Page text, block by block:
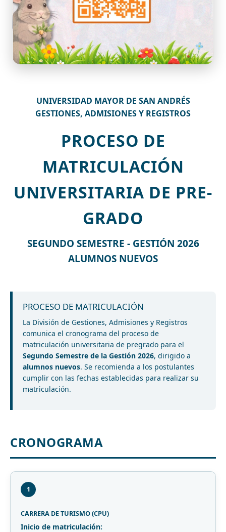
UNIVERSIDAD MAYOR DE SAN ANDRÉS
GESTIONES, ADMISIONES Y REGISTROS
PROCESO DE
MATRICULACIÓN
UNIVERSITARIA DE PRE-
GRADO
SEGUNDO SEMESTRE - GESTIÓN 2026
ALUMNOS NUEVOS
PROCESO DE MATRICULACIÓN
La División de Gestiones, Admisiones y Registros
comunica el cronograma del proceso de
matriculación universitaria de pregrado para el
Segundo Semestre de la Gestión 2026, dirigido a
alumnos nuevos. Se recomienda a los postulantes
cumplir con las fechas establecidas para realizar su
matriculación.
CRONOGRAMA
1
CARRERA DE TURISMO (CPU)
Inicio de matriculación: